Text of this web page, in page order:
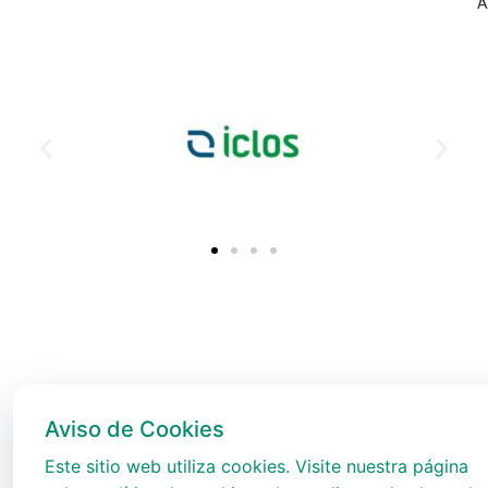
Aviso de Cookies
Este sitio web utiliza cookies. Visite nuestra página